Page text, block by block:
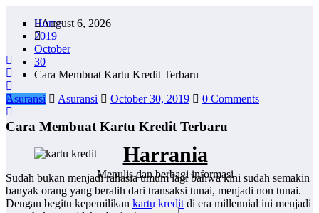
content
August 6, 2026
Harrania
Menulis dan berbagi informasi
Home
2019
October
30
Cara Membuat Kartu Kredit Terbaru
Asuransi
Asuransi October 30, 2019 0 Comments
Cara Membuat Kartu Kredit Terbaru
Sudah bukan menjadi rahasia umum lagi bahwa kini sudah semakin
banyak orang yang beralih dari transaksi tunai, menjadi non tunai.
Dengan begitu kepemilikan kartu kreditdi era millennial ini menjadi